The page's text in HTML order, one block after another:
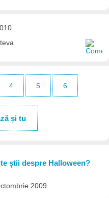
4 5 6
și tu
știi despre Halloween?
2009